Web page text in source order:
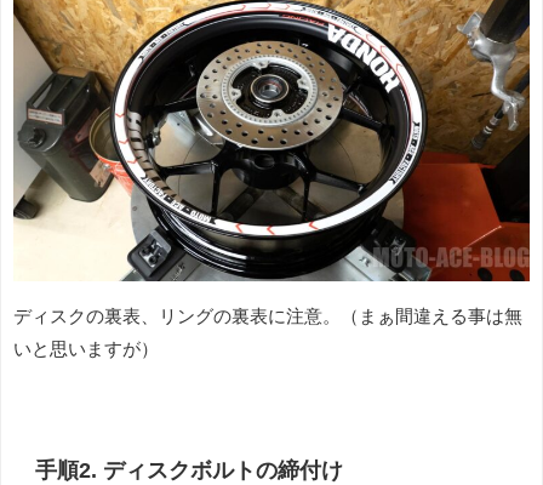
ディスクの裏表、リングの裏表に注意。（まぁ間違える事は無
いと思いますが）
手順2. ディスクボルトの締付け